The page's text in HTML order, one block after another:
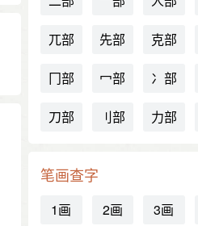
兀部 先部 克部
冂部 冖部 冫部
刀部 刂部 力部
笔画查字
1画 2画 3画